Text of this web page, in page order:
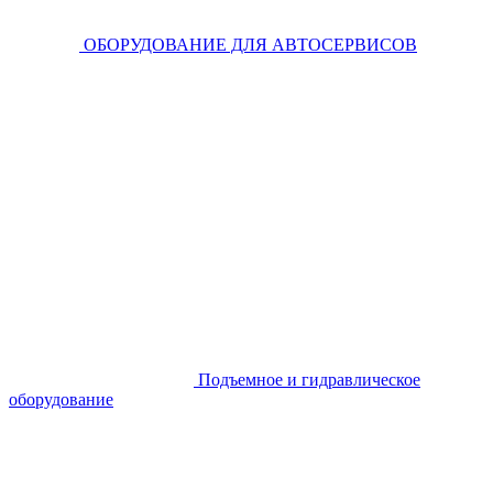
ОБОРУДОВАНИЕ ДЛЯ АВТОСЕРВИСОВ
Подъемное и гидравлическое
оборудование